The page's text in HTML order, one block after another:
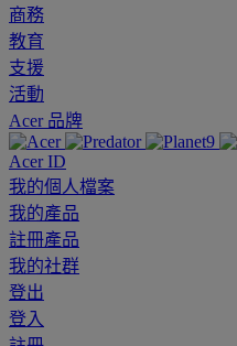
商務
教育
支援
活動
Acer 品牌
Acer ID
我的個人檔案
我的產品
註冊產品
我的社群
登出
登入